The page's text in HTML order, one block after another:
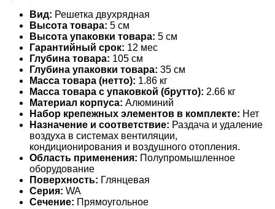
Вид: Решетка двухрядная
Высота товара: 5 см
Высота упаковки товара: 5 см
Гарантийный срок: 12 мес
Глубина товара: 105 см
Глубина упаковки товара: 35 см
Масса товара (нетто): 1.86 кг
Масса товара с упаковкой (брутто): 2.66 кг
Материал корпуса: Алюминий
Набор крепежных элементов в комплекте: Нет
Назначение и соответствие: Раздача и удаление
воздуха в системах вентиляции,
кондиционирования и воздушного отопления.
Область применения: Полупромышленное
оборудование
Поверхность: Глянцевая
Серия: WA
Сечение: Прямоугольное